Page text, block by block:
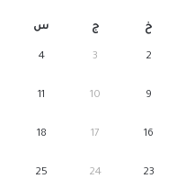
خ ج س
2
3
4
9
10
11
16
17
18
23
24
25